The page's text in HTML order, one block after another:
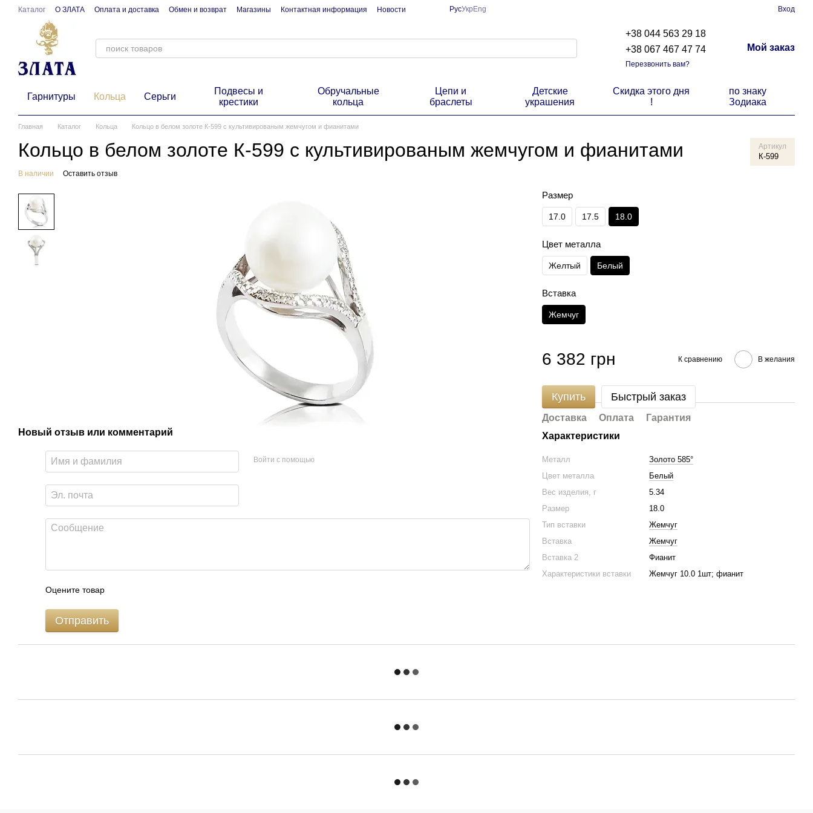
Перейти к основному контенту
Каталог О ЗЛАТА Оплата и доставка Обмен и возврат Магазины Контактная информация Новости РусУкр Eng Вход
+38 044 563 29 18
+38 067 467 47 74
Перезвонить вам?
Мой заказ
Гарнитуры Кольца Серьги
Подвесы и
крестики
Обручальные
кольца
Цепи и
браслеты
Детские
украшения
Скидка этого дня
!
по знаку
Зодиака
Главная Каталог Кольца Кольцо в белом золоте К-599 с культивированым жемчугом и фианитами
Кольцо в белом золоте К-599 с культивированым жемчугом и фианитами Артикул
К-599
В наличии Оставить отзыв
Новый отзыв или комментарий
Войти с помощью
Оцените товар
Отправить
Размер
17.0 17.5 18.0
Цвет металла
Желтый Белый
Вставка
Жемчуг
6 382 грн К сравнению В желания
Купить Быстрый заказ
Доставка Оплата
Гарантия
Характеристики
Металл
Золото 585°
Цвет металла
Белый
Вес изделия, г
5.34
Размер
18.0
Тип вставки
Жемчуг
Вставка
Жемчуг
Вставка 2
Фианит
Характеристики вставки
Жемчуг 10.0 1шт; фианит